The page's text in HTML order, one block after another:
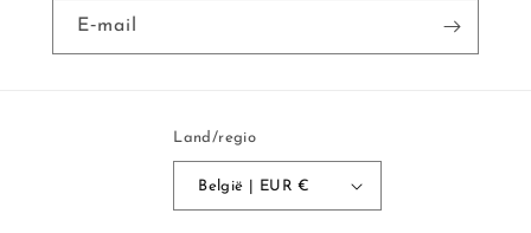
E‑mail
Land/regio
België | EUR €